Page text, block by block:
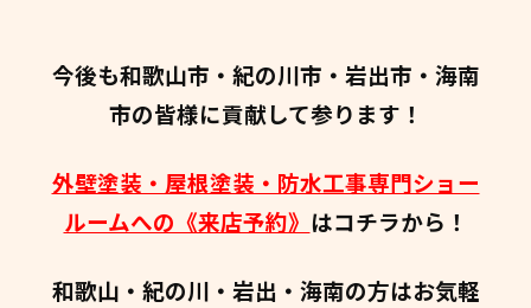
今後も和歌山市・紀の川市・岩出市・海南
市の皆様に貢献して参ります！
外壁塗装・屋根塗装・防水工事専門ショー
ルームへの《来店予約》 はコチラから！
和歌山・紀の川・岩出・海南の方はお気軽